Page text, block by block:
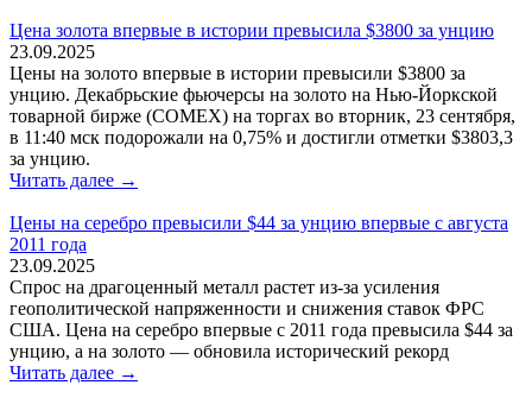
Цена золота впервые в истории превысила $3800 за унцию
23.09.2025
Цены на золото впервые в истории превысили $3800 за
унцию. Декабрьские фьючерсы на золото на Нью-Йоркской
товарной бирже (COMEX) на торгах во вторник, 23 сентября,
в 11:40 мск подорожали на 0,75% и достигли отметки $3803,3
за унцию.
Читать далее →
Цены на серебро превысили $44 за унцию впервые с августа
2011 года
23.09.2025
Спрос на драгоценный металл растет из-за усиления
геополитической напряженности и снижения ставок ФРС
США. Цена на серебро впервые с 2011 года превысила $44 за
унцию, а на золото — обновила исторический рекорд
Читать далее →